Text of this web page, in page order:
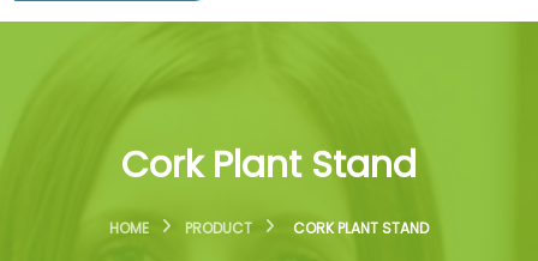
Cork Plant Stand
HOME PRODUCT CORK PLANT STAND